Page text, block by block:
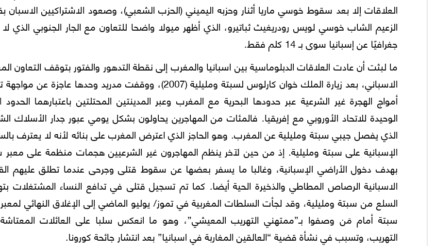
العلاقات إلا بعد سقوط خوسي ماريا أثنار وحزبه اليميني (الحزب الشعبي)، وصعود الاشتراكيين الاسبان
الزعيم الشاب خوسي لويس رودريغيث ثباتيرو، الذي أظهر ميولا واضحا للتعاون مع الجار الجنوبي الذي
جغرافيًا عن إسبانيا سوى بـ 14 كلم فقط.
ما لبثت أن عادت العلاقات الدبلوماسية بين اسبانيا والمغرب إلى نقطة التدهور والفتور بتوقف التعاون
الاسباني، بعد زيارة الملك خوان كارلوس لسبتة ومليلية (2007)، ووقفت مدريد وحدها عاجزة عن
أمواج الهجرة غير الشرعية عبر حدودها البحرية مع المغرب وعبر المدينتين المحتلتين باعتبارهما الحدود
الوحيدة للاتحاد الأوروبي مع إفريقيا. فالمئات من المهاجرين يحاولون بشكل يومي عبور جدار الأسلاك
الذي يفصل جيبي سبتة ومليلية عن المغرب. وهو الحاجز الذي اعترض المغرب على بنائه لأنه لا يعترف
الإسبانية على سبتة ومليلية. إذ من حين لآخر ينظم المهاجرون غير الشرعيين هجمات منظمة على معبر
بهدف دخول الأراضي الإسبانية، وغالبا ما يسفر بعضها عن سقوط قتلى وجرحى عندما تطلق عليهم
الاسبانية الرصاص المطاطي والذخيرة الحية أيضا. كما تم تسجيل قتلى في تدافع النساء المشتغلات
السلع من سبتة ومليلية، وقد لجأت السلطات المغربية في تموز/ يوليو الماضي إلى الإغلاق النهائي
سبتة أمام مَن وصفوا بـ”ممتهني التهريب المعيشي”، وهو ما انعكس سلبا على العائلات
التهريب، وتسبب في نشأة قضية “العالقين المغاربة في اسبانيا” بعد انتشار جائحة كورونا.